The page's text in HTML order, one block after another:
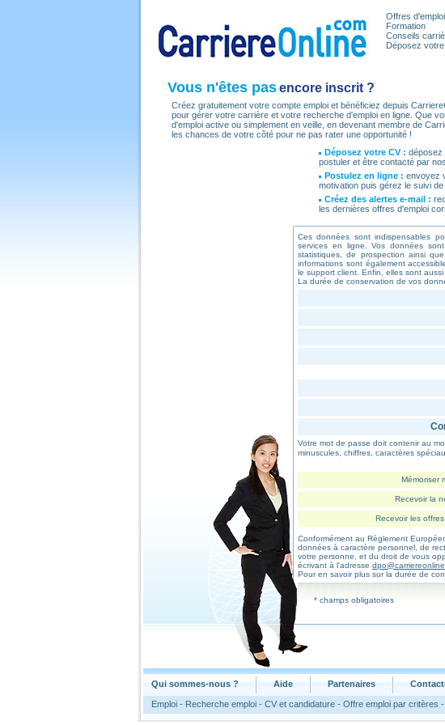
Offres d'emploi
Formation
Conseils
Déposez
Vous n'êtes pasencore inscrit ?
Créez gratuitement votre compte emploi et bénéficiez depuis
pour gérer votre carrière et votre recherche d'emploi en ligne. Que
d'emploi active ou simplement en veille, en devenant membre de
les chances de votre côté pour ne pas rater une opportunité !
Déposez votre CV : déposez
postuler et être contacté par
Postulez en ligne : envoyez
motivation puis gérez le suivi
Créez des alertes e-mail :
les dernières offres d'emploi
Ces données sont indispensables
services en ligne. Vos données
statistiques, de prospection ainsi
informations sont également
le support client. Enfin, elles sont
La durée de conservation de vos
Votre mot de passe doit contenir au
minuscules, chiffres, caractères
Mémoriser
Recevoir la
Recevoir les
Conformément au Règlement
données à caractère personnel, de
votre personne, et du droit de vous
écrivant à l'adresse
Pour en savoir plus sur la durée de
* champs obligatoires
Qui sommes-nous ? Aide Partenaires
Emploi - Recherche emploi - CV et candidature - Offre emploi par critères -